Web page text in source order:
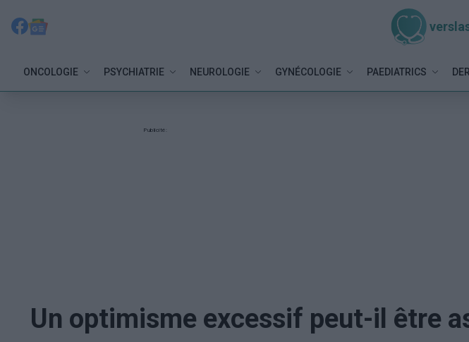
ONCOLOGIE PSYCHIATRIE NEUROLOGIE GYNÉCOLOGIE PAEDIATRICS
Publicité:
Un optimisme excessif peut-il être